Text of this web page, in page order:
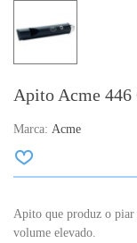
Apito Acme 446
Marca: Acme
Apito que produz o piar
volume elevado.